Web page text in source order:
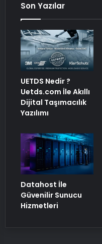
Son Yazılar
UETDS Nedir ?
Uetds.com İle Akıllı
Dijital Taşımacılık
Yazılımı
Datahost İle
Güvenilir Sunucu
Hizmetleri